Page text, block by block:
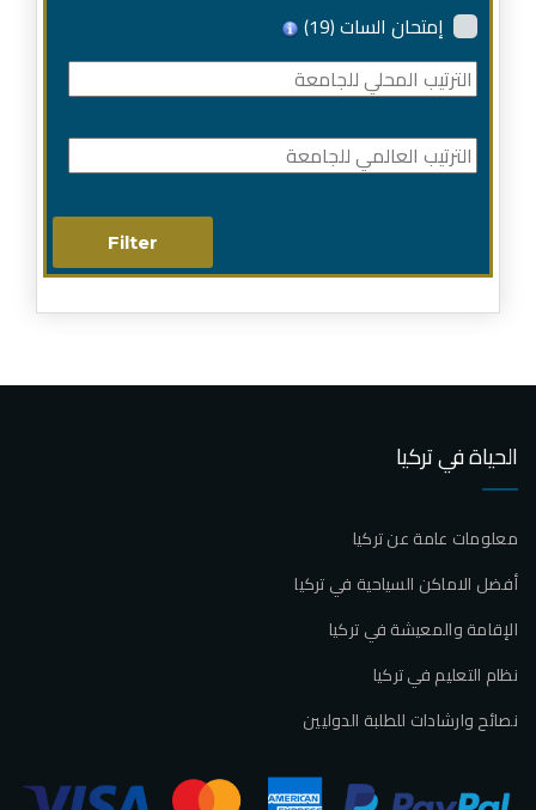
إمتحان السات(19)
الحياة في تركيا
معلومات عامة عن تركيا
أفضل الاماكن السياحية في تركيا
الإقامة والمعيشة في تركيا
نظام التعليم في تركيا
نصائح وارشادات للطلبة الدوليين